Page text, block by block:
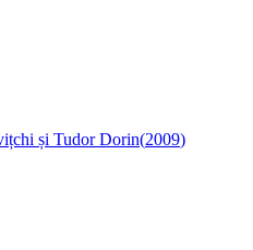
și Tudor Dorin(2009)